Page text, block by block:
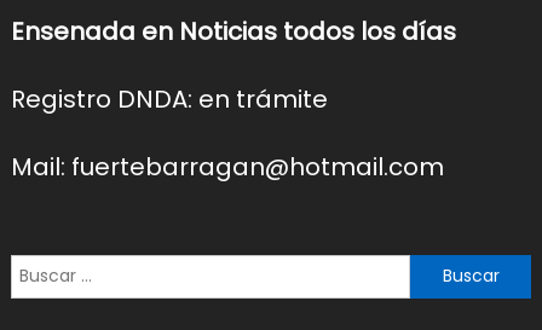
Ensenada en Noticias todos los días
Registro DNDA: en trámite
Mail: fuertebarragan@hotmail.com
Buscar: